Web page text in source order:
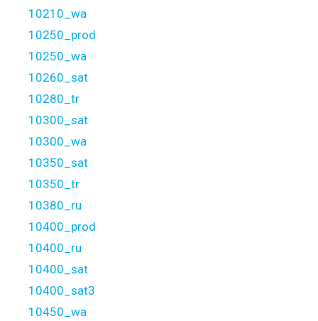
10210_wa
10250_prod
10250_wa
10260_sat
10280_tr
10300_sat
10300_wa
10350_sat
10350_tr
10380_ru
10400_prod
10400_ru
10400_sat
10400_sat3
10450_wa